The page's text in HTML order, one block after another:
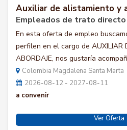
Auxiliar de alistamiento y
Empleados de trato
En esta oferta de empleo
perfilen en el cargo de AUXILIAR
ABORDAJE, nos gustaría
Colombia Magdalena Santa Marta
2026-08-12 - 2027-08-11
a convenir
Ver Oferta